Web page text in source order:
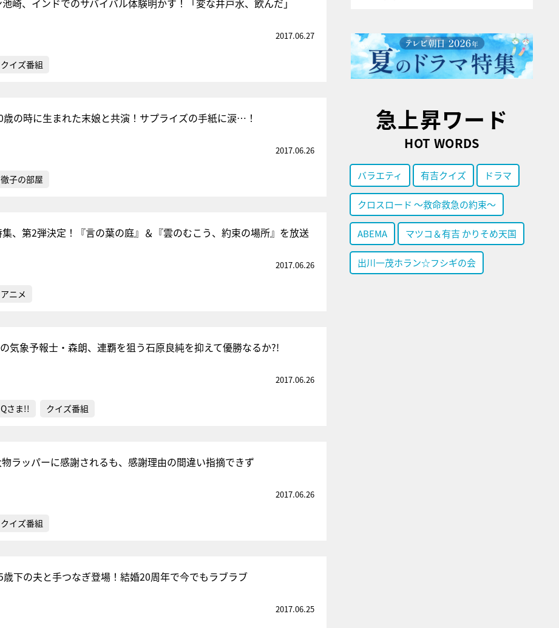
崎、インドでのサバイバル体験明かす！「変な井戸水、飲んだ」
2017.06.27
クイズ番組
歳の時に生まれた末娘と共演！サプライズの手紙に涙…！
2017.06.26
徹子の部屋
、第2弾決定！『言の葉の庭』＆『雲のむこう、約束の場所』を放送
2017.06.26
アニメ
気象予報士・森朗、連覇を狙う石原良純を抑えて優勝なるか?!
2017.06.26
Qさま!! クイズ番組
ラッパーに感謝されるも、感謝理由の間違い指摘できず
2017.06.26
クイズ番組
下の夫と手つなぎ登場！結婚20周年で今でもラブラブ
2017.06.25
急上昇ワード
HOT WORDS
バラエティ 有吉クイズ ドラマ
クロスロード ～救命救急の約束～
ABEMA マツコ＆有吉 かりそめ天国
出川一茂ホラン☆フシギの会